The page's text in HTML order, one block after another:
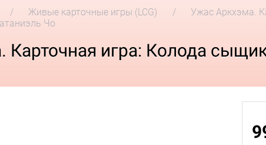
Живые карточные игры (LCG) Ужас Аркхэма.
Чо
игра: Колода